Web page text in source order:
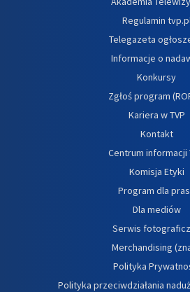
Regulamin
Telegazeta
Informacje o
Konkursy
Zgłoś program
Kariera w TVP
Kontakt
Centrum informacji
Komisja Etyki
Program dla
Dla mediów
Serwis
Merchandising
Polityka
Polityka przeciwdziałania